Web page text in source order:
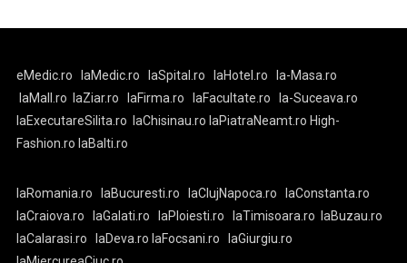
eMedic.ro laMedic.ro laSpital.ro laHotel.ro
la-Masa.ro
laMall.ro
laZiar.ro laFirma.ro laFacultate.ro
la-Suceava.ro
laExecutareSilita.ro
laChisinau.ro laPiatraNeamt.ro High-
Fashion.ro laBalti.ro
laRomania.ro laBucuresti.ro laClujNapoca.ro
laConstanta.ro
laCraiova.ro
laGalati.ro laPloiesti.ro laTimisoara.ro
laBuzau.ro
laCalarasi.ro
laDeva.ro laFocsani.ro
laGiurgiu.ro